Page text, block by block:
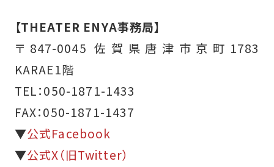
【THEATER ENYA事務局】
〒847-0045 佐賀県唐津市京町1783
KARAE1階
TEL：050-1871-1433
FAX：050-1871-1437
▼公式Facebook
▼公式X（旧Twitter）